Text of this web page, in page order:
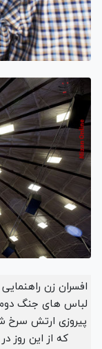
افسران زن
لباس های جنگ
پیروزی ارتش سرخ
که از این روز